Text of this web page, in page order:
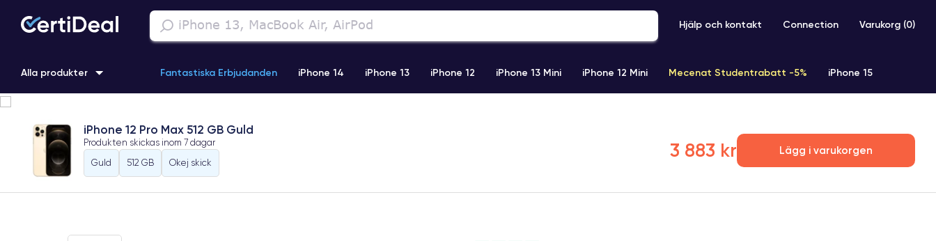
Hjälp och kontakt Connection Varukorg (0)
Alla produkter Fantastiska Erbjudanden iPhone 14 iPhone 13 iPhone 12 iPhone 13 Mini iPhone 12 Mini Mecenat Studentrabatt -5% iPhone 15
iPhone 11 Pro iPhone 15 Pro
iPhone 12 Pro Max 512 GB Guld
Produkten skickas inom 7 dagar
Guld
512 GB Okej skick
3 883 kr Lägg i varukorgen